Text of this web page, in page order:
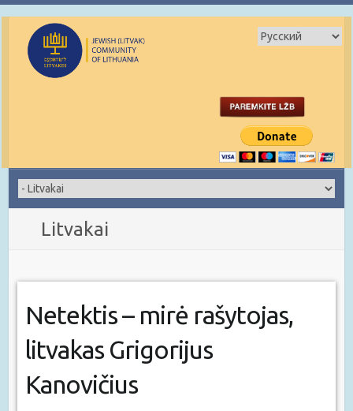
Litvakai
Netektis – mirė rašytojas,
litvakas Grigorijus
Kanovičius